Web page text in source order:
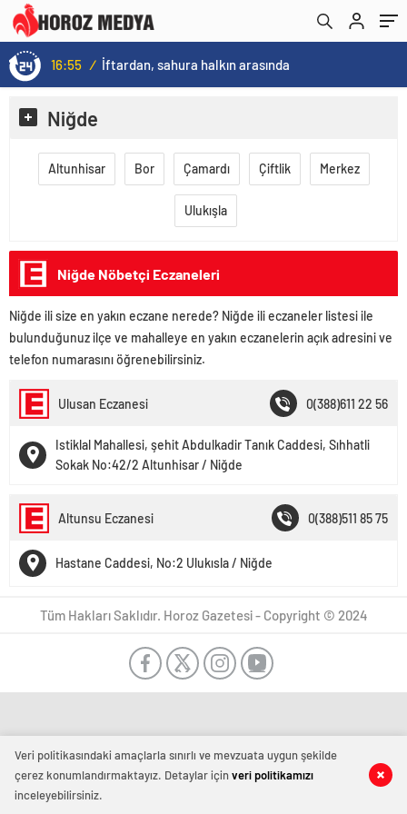
16:55 / İftardan, sahura halkın arasında
Niğde
Altunhisar Bor Çamardı Çiftlik Merkez
Ulukışla
Niğde Nöbetçi Eczaneleri
Niğde ili size en yakın eczane nerede? Niğde ili eczaneler listesi ile
bulunduğunuz ilçe ve mahalleye en yakın eczanelerin açık adresini ve
telefon numarasını öğrenebilirsiniz.
Ulusan Eczanesi 0(388)611 22 56
Istiklal Mahallesi, şehit Abdulkadir Tanık Caddesi, Sıhhatli
Sokak No:42/2 Altunhisar / Niğde
Altunsu Eczanesi 0(388)511 85 75
Hastane Caddesi, No:2 Ulukısla / Niğde
Tüm Hakları Saklıdır. Horoz Gazetesi - Copyright © 2024
Veri politikasındaki amaçlarla sınırlı ve mevzuata uygun şekilde
çerez konumlandırmaktayız. Detaylar içinveri politikamızı
inceleyebilirsiniz.